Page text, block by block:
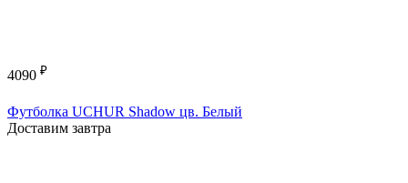
4090 ₽
Футболка UCHUR Shadow цв. Белый
Доставим завтра